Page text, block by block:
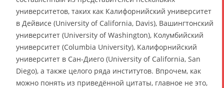
университетов, таких как Калифорнийский университет
в Дейвисе (University of California, Davis), Вашингтонский
университет (University of Washington), Колумбийский
университет (Columbia University), Калифорнийский
университет в Сан-Диего (University of California, San
Diego), а также целого ряда институтов. Впрочем, как
можно понять из приведённой цитаты, главное не это,